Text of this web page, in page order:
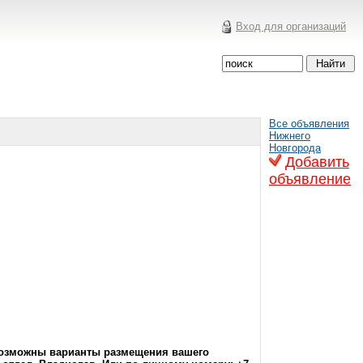
Вход для организаций
варианты размещения вашего
Все объявления
Нижнего
Новгорода
Добавить
объявление